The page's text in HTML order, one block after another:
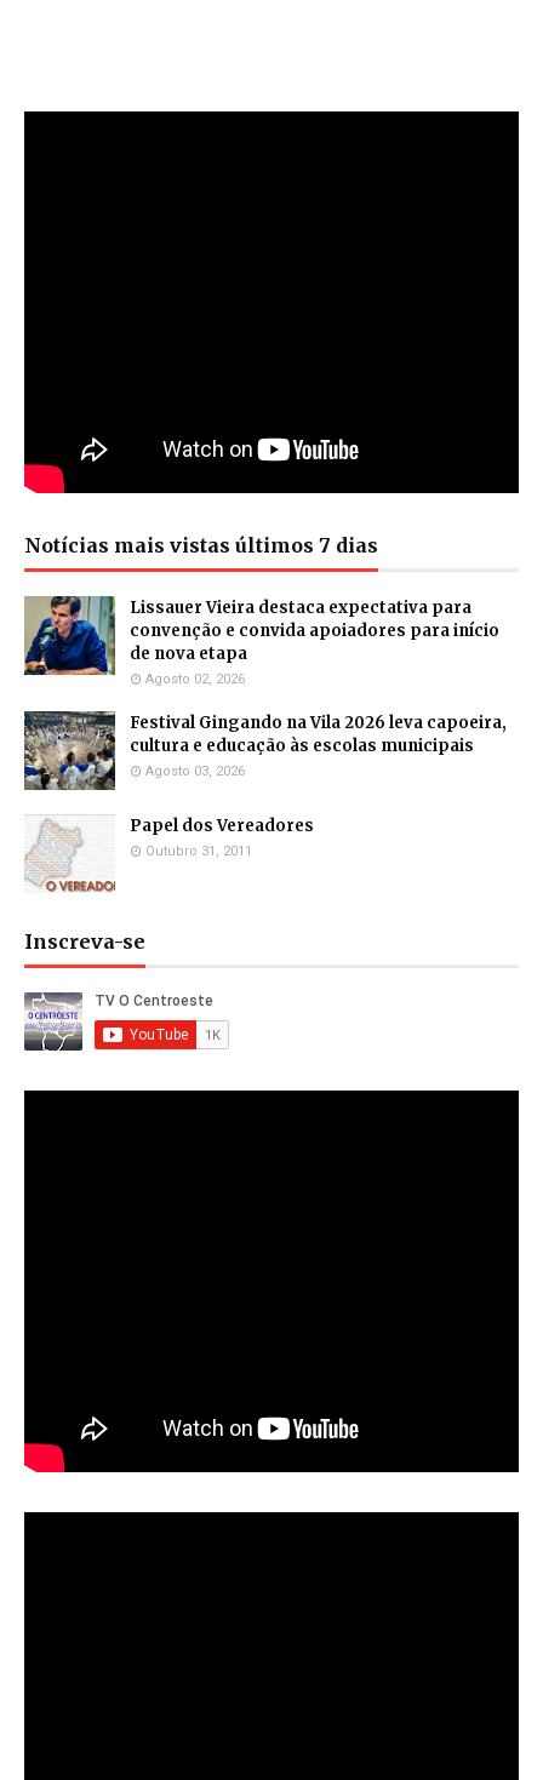
Notícias mais vistas últimos 7 dias
Lissauer Vieira destaca expectativa para
convenção e convida apoiadores para início
de nova etapa
Agosto 02, 2026
Festival Gingando na Vila 2026 leva capoeira,
cultura e educação às escolas municipais
Agosto 03, 2026
Papel dos Vereadores
Outubro 31, 2011
Inscreva-se